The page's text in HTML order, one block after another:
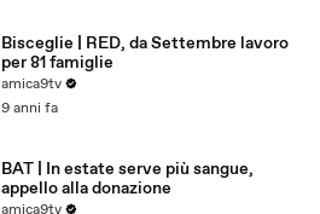
Bisceglie | RED, da Settembre lavoro
per 81 famiglie
amica9tv
9 anni fa
BAT | In estate serve più sangue,
appello alla donazione